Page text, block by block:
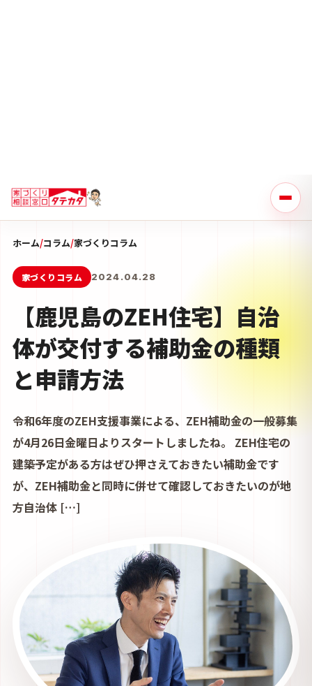
と申請方法
令和6年度のZEH支援事業による、ZEH補助金の一般募集
が4月26日金曜日よりスタートしましたね。 ZEH住宅の
建築予定がある方はぜひ押さえておきたい補助金です
が、ZEH補助金と同時に併せて確認しておきたいのが地
方自治体 […]
TATEKATA COLUMN
鹿児島の家づくりを、たっちゃん目線で整理しま